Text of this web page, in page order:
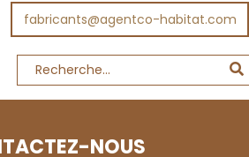
fabricants@agentco-habitat.com
NOUS